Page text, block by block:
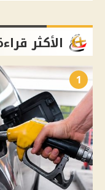
الأكثر
1